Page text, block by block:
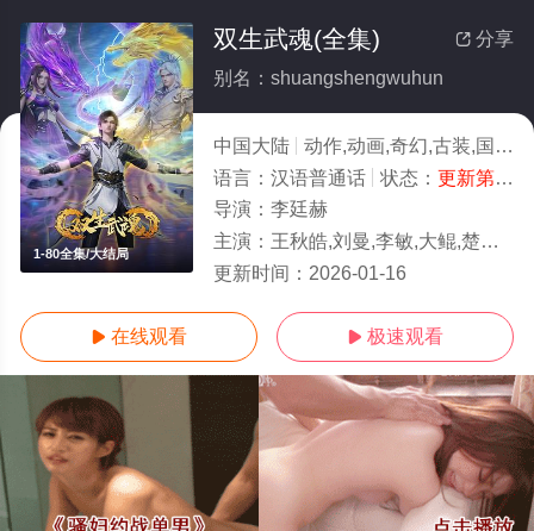
1-80全集/大结局
 分享
双生武魂(全集)
别名：shuangshengwuhun
中国大陆
动作,动画,奇幻,古装,国产动漫
语言： 汉语普通话 状态： 更新第60集
导演： 李廷赫
主演： 王秋皓,刘曼,李敏,大鲲,楚越,乔苏,余昌宇
更新时间： 2026-01-16
 在线观看  极速观看